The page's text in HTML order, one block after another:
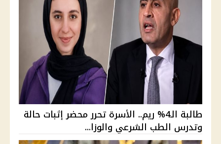
طالبة الـ4% ريم.. الأسرة تحرر محضر إثبات حالة
وتدرس الطب الشرعي والوزا...